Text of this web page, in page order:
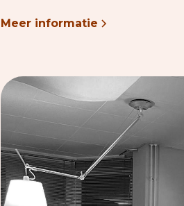
Meer informatie